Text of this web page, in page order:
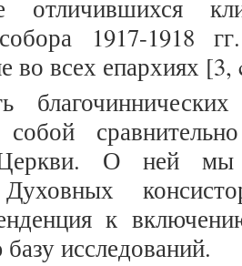
отличившихся
1917-1918
во всех епархиях
собой
Церкви. О ней
Духовных
к
исследований.